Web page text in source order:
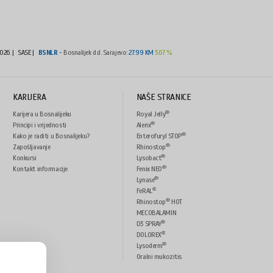
| SASE | BSNLR- Bosnalijek d.d. Sarajevo:27.99 KM 3.67 %
KARIJERA
Karijera u Bosnalijeku
Principi i vrijednosti
Kako je raditi u Bosnalijeku?
Zapošljavanje
Konkursi
Kontakt informacije
NAŠE STRANICE
Royal Jelly®
Alerix®
Enterofuryl STOP®
Rhinostop®
Lysobact®
Fenix NEO®
Lynase®
FeRAL®
Rhinostop®HOT
MECOBALAMIN
D3 SPRAY®
DOLOREX®
Lysoderm®
Oralni mukozitis